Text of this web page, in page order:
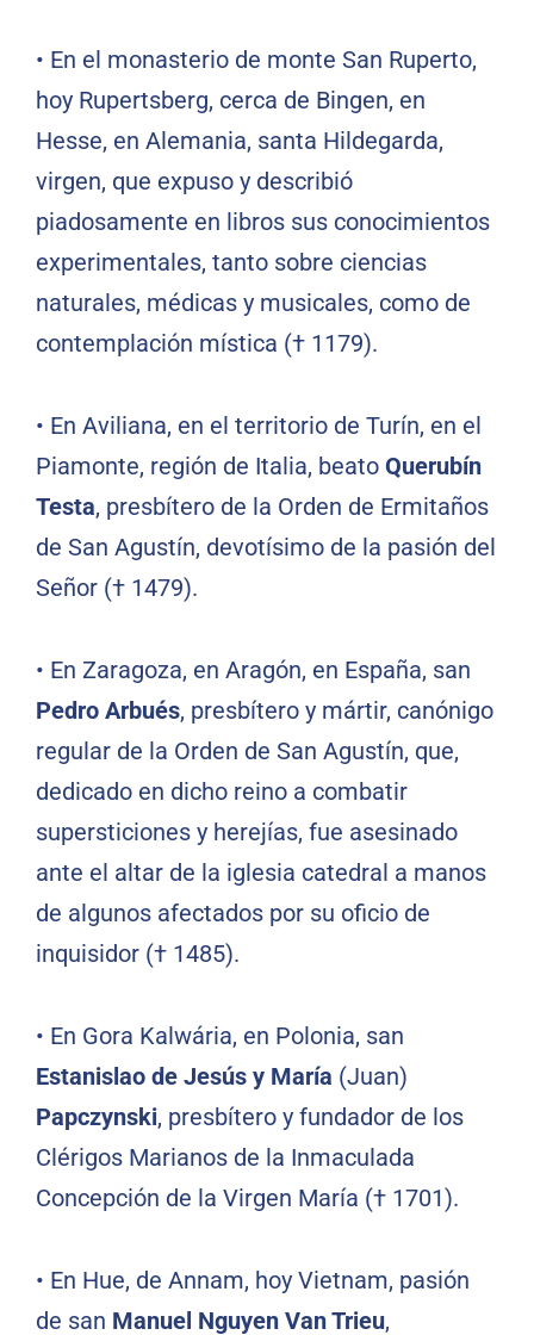
• En el monasterio de monte San Ruperto,
hoy Rupertsberg, cerca de Bingen, en
Hesse, en Alemania, santa Hildegarda,
virgen, que expuso y describió
piadosamente en libros sus conocimientos
experimentales, tanto sobre ciencias
naturales, médicas y musicales, como de
contemplación mística († 1179).
• En Aviliana, en el territorio de Turín, en el
Piamonte, región de Italia, beato Querubín
Testa, presbítero de la Orden de Ermitaños
de San Agustín, devotísimo de la pasión del
Señor († 1479).
• En Zaragoza, en Aragón, en España, san
Pedro Arbués, presbítero y mártir, canónigo
regular de la Orden de San Agustín, que,
dedicado en dicho reino a combatir
supersticiones y herejías, fue asesinado
ante el altar de la iglesia catedral a manos
de algunos afectados por su oficio de
inquisidor († 1485).
• En Gora Kalwária, en Polonia, san
Estanislao de Jesús y María (Juan)
Papczynski, presbítero y fundador de los
Clérigos Marianos de la Inmaculada
Concepción de la Virgen María († 1701).
• En Hue, de Annam, hoy Vietnam, pasión
de san Manuel Nguyen Van Trieu,